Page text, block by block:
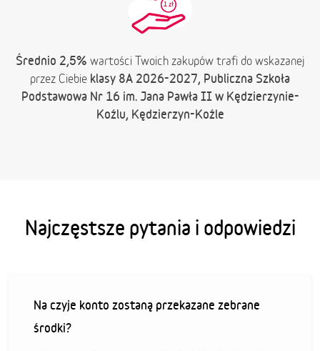
Średnio 2,5% wartości Twoich zakupów trafi do wskazanej
przez Ciebie klasy 8A 2026-2027, Publiczna Szkoła
Podstawowa Nr 16 im. Jana Pawła II w Kędzierzynie-
Koźlu, Kędzierzyn-Koźle
Najczęstsze pytania i odpowiedzi
Na czyje konto zostaną przekazane zebrane
środki?